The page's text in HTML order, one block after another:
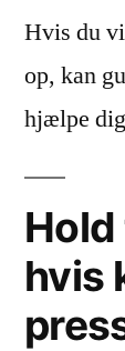
Hvis du
op, kan
hjælpe
hvis